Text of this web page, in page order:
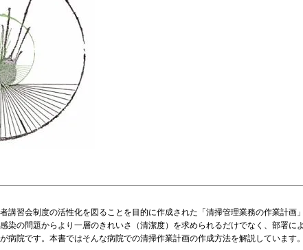
講習会制度の活性化を図ることを目的に作成された「清掃管理業務の作業計画
染の問題からより一層のきれいさ（清潔度）を求められるだけでなく、部署に
病院です。本書ではそんな病院での清掃作業計画の作成方法を解説しています。